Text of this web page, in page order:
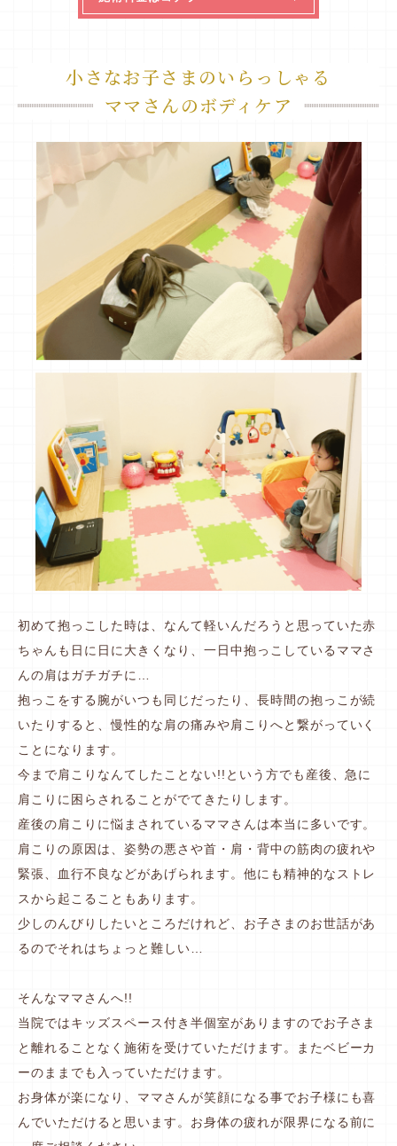
小さなお子さまのいらっしゃる
ママさんのボディケア
初めて抱っこした時は、なんて軽いんだろうと思っていた赤
ちゃんも日に日に大きくなり、一日中抱っこしているママさ
んの肩はガチガチに…
抱っこをする腕がいつも同じだったり、長時間の抱っこが続
いたりすると、慢性的な肩の痛みや肩こりへと繋がっていく
ことになります。
今まで肩こりなんてしたことない!!という方でも産後、急に
肩こりに困らされることがでてきたりします。
産後の肩こりに悩まされているママさんは本当に多いです。
肩こりの原因は、姿勢の悪さや首・肩・背中の筋肉の疲れや
緊張、血行不良などがあげられます。他にも精神的なストレ
スから起こることもあります。
少しのんびりしたいところだけれど、お子さまのお世話があ
るのでそれはちょっと難しい…
そんなママさんへ!!
当院ではキッズスペース付き半個室がありますのでお子さま
と離れることなく施術を受けていただけます。またベビーカ
ーのままでも入っていただけます。
お身体が楽になり、ママさんが笑顔になる事でお子様にも喜
んでいただけると思います。お身体の疲れが限界になる前に